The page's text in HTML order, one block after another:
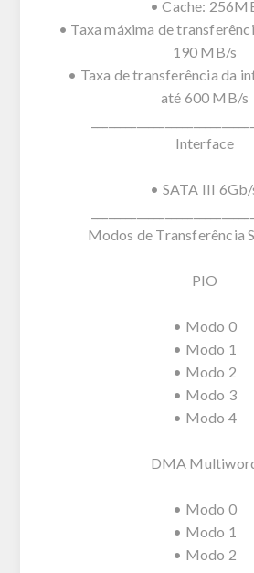
• Cache:
• Taxa máxima de
190 MB/s
• Taxa de transferência da
até 600 MB/s
Interface
• SATA III 6Gb/
Modos de Transferência
PIO
• Modo 0
• Modo 1
• Modo 2
• Modo 3
• Modo 4
DMA
• Modo 0
• Modo 1
• Modo 2